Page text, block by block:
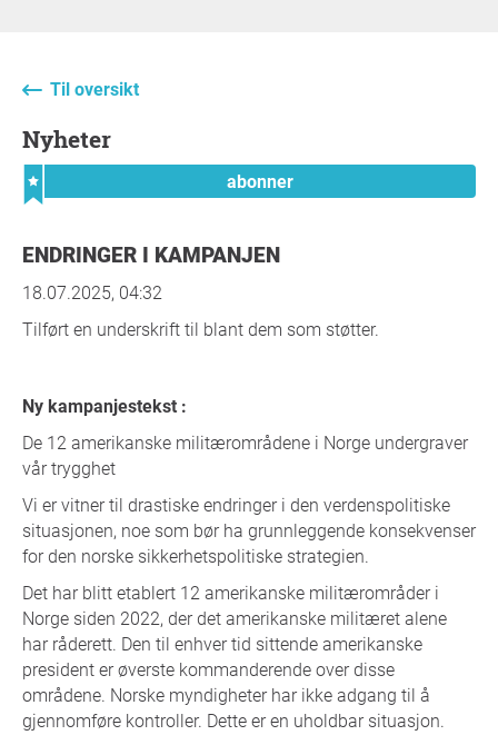
Til oversikt
nyheter
abonner
ENDRINGER I KAMPANJEN
18.07.2025, 04:32
Tilført en underskrift til blant dem som støtter.
Ny kampanjestekst :
De 12 amerikanske militærområdene i Norge undergraver
vår trygghet
Vi er vitner til drastiske endringer i den verdenspolitiske
situasjonen, noe som bør ha grunnleggende konsekvenser
for den norske sikkerhetspolitiske strategien.
Det har blitt etablert 12 amerikanske militærområder i
Norge siden 2022, der det amerikanske militæret alene
har råderett. Den til enhver tid sittende amerikanske
president er øverste kommanderende over disse
områdene. Norske myndigheter har ikke adgang til å
gjennomføre kontroller. Dette er en uholdbar situasjon.